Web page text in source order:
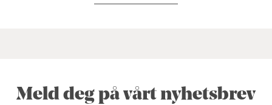
Meld deg på vårt nyhetsbrev